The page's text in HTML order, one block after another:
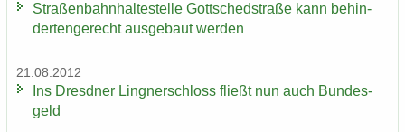
Stra­ßen­bahn­hal­te­stel­le Gott­sched­stra­ße kann be­hin­
der­ten­ge­recht aus­ge­baut wer­den
21.08.2012
Ins Dresd­ner Ling­ner­schloss fließt nun auch Bun­des­
geld